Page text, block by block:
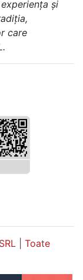
și
care
| Toate